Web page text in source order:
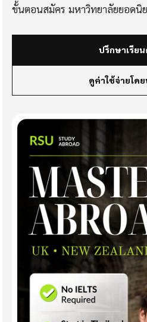
ขั้นตอนสมัคร มหาวิทยาลัยยอดนิ
ปรึกษาเรีย
ดูค่าใช้จ่ายโด